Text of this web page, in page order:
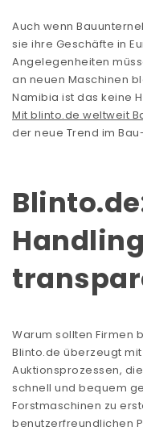
Auch wenn
sie ihre Geschäfte in
Angelegenheiten
an neuen Maschinen
Namibia ist das keine
Mit blinto.de weltweit
der neue Trend im
Warum sollten Firmen
Blinto.de überzeugt
Auktionsprozessen,
schnell und bequem
Forstmaschinen zu
benutzerfreundlichen